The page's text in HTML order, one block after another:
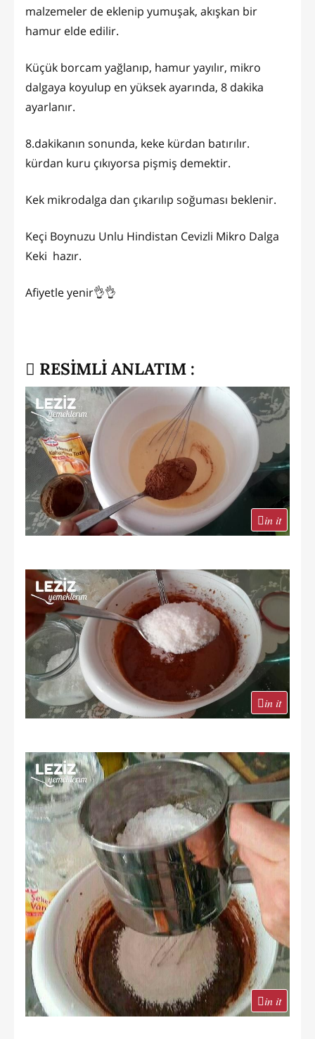
malzemeler de eklenip yumuşak, akışkan bir
hamur elde edilir.
Küçük borcam yağlanıp, hamur yayılır, mikro
dalgaya koyulup en yüksek ayarında, 8 dakika
ayarlanır.
8.dakikanın sonunda, keke kürdan batırılır.
kürdan kuru çıkıyorsa pişmiş demektir.
Kek mikrodalga dan çıkarılıp soğuması beklenir.
Keçi Boynuzu Unlu Hindistan Cevizli Mikro Dalga
Keki hazır.
Afiyetle yenir👌👌
RESİMLİ ANLATIM :
in it
in it
in it